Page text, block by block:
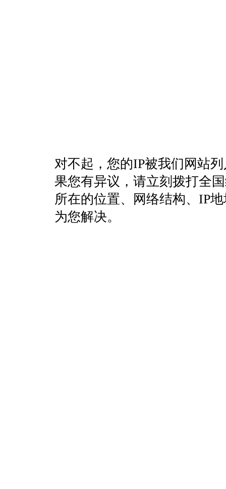
对不起，您的IP被我们网站
果您有异议，请立刻拨打全
所在的位置、网络结构、IP
为您解决。